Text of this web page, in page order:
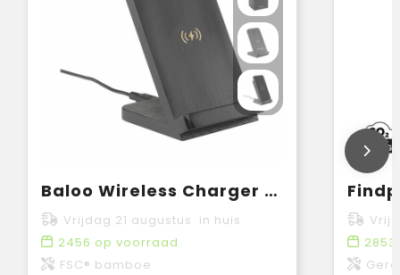
Baloo Wireless Charger Stand 15W oplader
Vrijdag 21 augustus in huis
2456 op voorraad
FSC® bamboe